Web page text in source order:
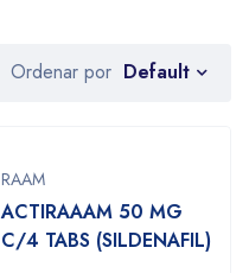
Ordenar por Default
RAAM
ACTIRAAAM 50 MG
C/4 TABS (SILDENAFIL)